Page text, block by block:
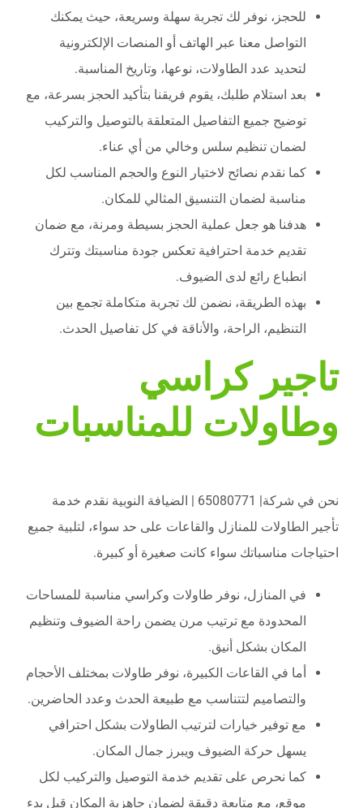
للحجز، نوفر لك تجربة سهلة وسريعة، حيث يمكنك
التواصل معنا عبر الهاتف أو المنصات الإلكترونية
لتحديد عدد الطاولات، نوعها، وتاريخ المناسبة.
بعد استلام طلبك، يقوم فريقنا بتأكيد الحجز بسرعة، مع
توضيح جميع التفاصيل المتعلقة بالتوصيل والتركيب
لضمان تنظيم سلس وخالي من أي عناء.
كما نقدم نصائح لاختيار النوع والحجم المناسب لكل
مناسبة لضمان التنسيق المثالي للمكان.
هدفنا هو جعل عملية الحجز بسيطة ومرنة، مع ضمان
تقديم خدمة احترافية تعكس جودة مناسبتك وتترك
انطباع رائع لدى الضيوف.
بهذه الطريقة، نضمن لك تجربة متكاملة تجمع بين
التنظيم، الراحة، والأناقة في كل تفاصيل الحدث.
تاجير كراسي
وطاولات للمناسبات
نحن في شركة| 65080771 | الضيافة النوبية نقدم خدمة
تأجير الطاولات للمنازل والقاعات على حد سواء، لتلبية جميع
احتياجات مناسباتك سواء كانت صغيرة أو كبيرة.
في المنازل، نوفر طاولات وكراسي مناسبة للمساحات
المحدودة مع ترتيب مرن يضمن راحة الضيوف وتنظيم
المكان بشكل أنيق.
أما في القاعات الكبيرة، نوفر طاولات بمختلف الأحجام
والتصاميم لتتناسب مع طبيعة الحدث وعدد الحاضرين.
مع توفير خيارات لترتيب الطاولات بشكل احترافي
يسهل حركة الضيوف ويبرز جمال المكان.
كما نحرص على تقديم خدمة التوصيل والتركيب لكل
موقع، مع متابعة دقيقة لضمان جاهزية المكان قبل بدء